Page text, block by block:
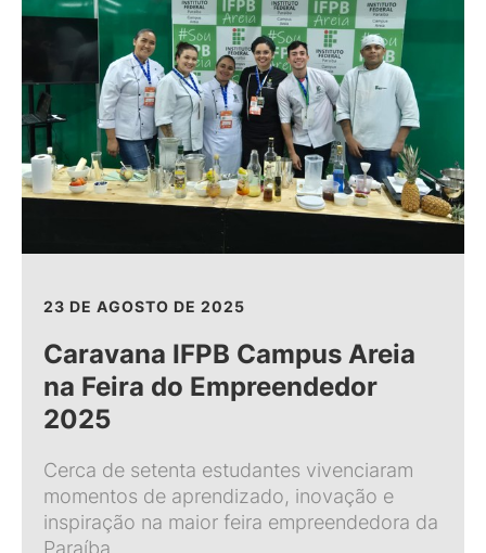
23 DE AGOSTO DE 2025
Caravana IFPB Campus Areia
na Feira do Empreendedor
2025
Cerca de setenta estudantes vivenciaram
momentos de aprendizado, inovação e
inspiração na maior feira empreendedora da
Paraíba